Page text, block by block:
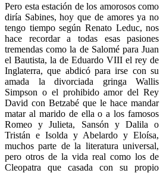
Pero esta estación de los amorosos como
diría Sabines, hoy que de amores ya no
tengo tiempo según Renato Leduc, nos
hace recordar a todas esas pasiones
tremendas como la de Salomé para Juan
el Bautista, la de Eduardo VIII el rey de
Inglaterra, que abdicó para irse con su
amada la divorciada gringa Wallis
Simpson o el prohibido amor del Rey
David con Betzabé que le hace mandar
matar al marido de ella o a los famosos
Romeo y Julieta, Sansón y Dalila o
Tristán e Isolda y Abelardo y Eloísa,
muchos parte de la literatura universal,
pero otros de la vida real como los de
Cleopatra que casada con su propio